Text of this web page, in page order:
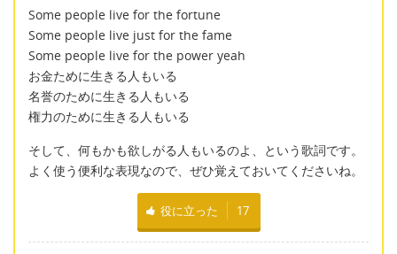
Some people live for the fortune
Some people live just for the fame
Some people live for the power yeah
お金ために生きる人もいる
名誉のために生きる人もいる
権力のために生きる人もいる
そして、何もかも欲しがる人もいるのよ、という歌詞です。
よく使う便利な表現なので、ぜひ覚えておいてくださいね。
役に立った 17